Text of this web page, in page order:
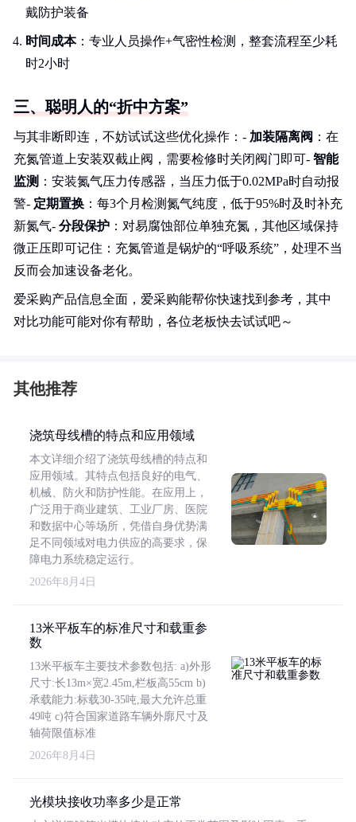
戴防护装备
时间成本：专业人员操作+气密性检测，整套流程至少耗
时2小时
三、聪明人的“折中方案”
与其非断即连，不妨试试这些优化操作：- 加装隔离阀 ：在
充氮管道上安装双截止阀，需要检修时关闭阀门即可- 智能
监测 ：安装氮气压力传感器，当压力低于0.02MPa时自动报
警- 定期置换 ：每3个月检测氮气纯度，低于95%时及时补充
新氮气- 分段保护 ：对易腐蚀部位单独充氮，其他区域保持
微正压即可记住：充氮管道是锅炉的“呼吸系统”，处理不当
反而会加速设备老化。
爱采购产品信息全面，爱采购能帮你快速找到参考，其中
对比功能可能对你有帮助，各位老板快去试试吧～
其他推荐
浇筑母线槽的特点和应用领域
本文详细介绍了浇筑母线槽的特点和
应用领域。其特点包括良好的电气、
机械、防火和防护性能。在应用上，
广泛用于商业建筑、工业厂房、医院
和数据中心等场所，凭借自身优势满
足不同领域对电力供应的高要求，保
障电力系统稳定运行。
2026年8月4日
13米平板车的标准尺寸和载重参
数
13米平板车主要技术参数包括: a)外形
尺寸:长13m×宽2.45m,栏板高55cm b)
承载能力:标载30-35吨,最大允许总重
49吨 c)符合国家道路车辆外廓尺寸及
轴荷限值标准
2026年8月4日
光模块接收功率多少是正常